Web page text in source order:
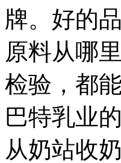
牌。好的
原料从哪
检验，都
巴特乳业
从奶站收